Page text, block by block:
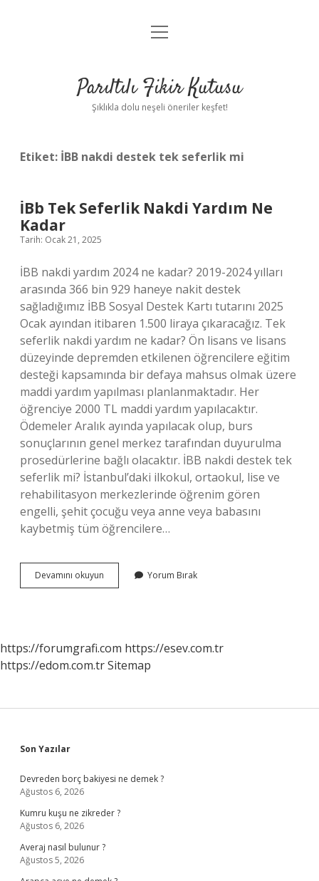
Anasayfa
Yasal Uyarı
menüyü
Parıltılı Fikir Kutusu
Şıklıkla dolu neşeli öneriler keşfet!
Etiket: İBB nakdi destek tek seferlik mi
İBb Tek Seferlik Nakdi Yardım Ne
Kadar
Tarih: Ocak 21, 2025
İBB nakdi yardım 2024 ne kadar? 2019-2024 yılları
arasında 366 bin 929 haneye nakit destek
sağladığımız İBB Sosyal Destek Kartı tutarını 2025
Ocak ayından itibaren 1.500 liraya çıkaracağız. Tek
seferlik nakdi yardım ne kadar? Ön lisans ve lisans
düzeyinde depremden etkilenen öğrencilere eğitim
desteği kapsamında bir defaya mahsus olmak üzere
maddi yardım yapılması planlanmaktadır. Her
öğrenciye 2000 TL maddi yardım yapılacaktır.
Ödemeler Aralık ayında yapılacak olup, burs
sonuçlarının genel merkez tarafından duyurulma
prosedürlerine bağlı olacaktır. İBB nakdi destek tek
seferlik mi? İstanbul’daki ilkokul, ortaokul, lise ve
rehabilitasyon merkezlerinde öğrenim gören
engelli, şehit çocuğu veya anne veya babasını
kaybetmiş tüm öğrencilere…
Devamını okuyun
Tek
Kadar
Yorum Bırak
https://forumgrafi.com https://esev.com.tr
https://edom.com.trSitemap
Sidebar
Son Yazılar
Devreden borç bakiyesi ne demek ?
Ağustos 6, 2026
Kumru kuşu ne zikreder ?
Ağustos 6, 2026
Averaj nasıl bulunur ?
Ağustos 5, 2026